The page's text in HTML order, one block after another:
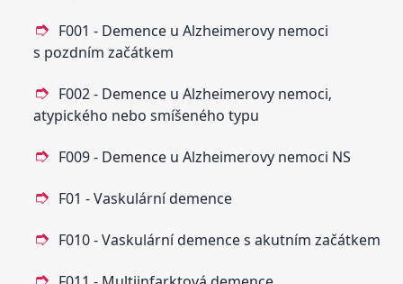
F001 - Demence u Alzheimerovy nemoci
s pozdním začátkem
F002 - Demence u Alzheimerovy nemoci‚
atypického nebo smíšeného typu
F009 - Demence u Alzheimerovy nemoci NS
F01 - Vaskulární demence
F010 - Vaskulární demence s akutním začátkem